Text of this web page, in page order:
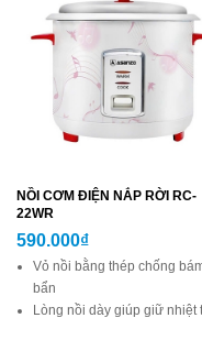
NỒI CƠM ĐIỆN NẮP RỜI RC-
22WR
590.000₫
Vỏ nồi bằng thép chống
bẩn
Lòng nồi dày giúp giữ nhiệt